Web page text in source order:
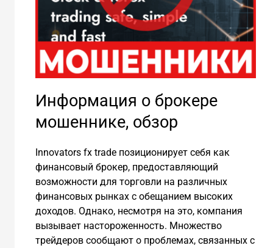
Информация о брокере
мошеннике, обзор
Innovators fx trade позиционирует себя как
финансовый брокер, предоставляющий
возможности для торговли на различных
финансовых рынках с обещанием высоких
доходов. Однако, несмотря на это, компания
вызывает настороженность. Множество
трейдеров сообщают о проблемах, связанных с